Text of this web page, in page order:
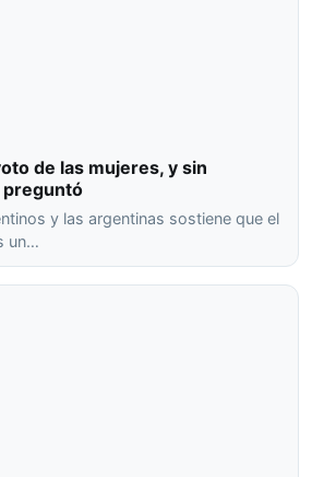
de las mujeres, y sin
preguntó
y las argentinas sostiene que el
un…